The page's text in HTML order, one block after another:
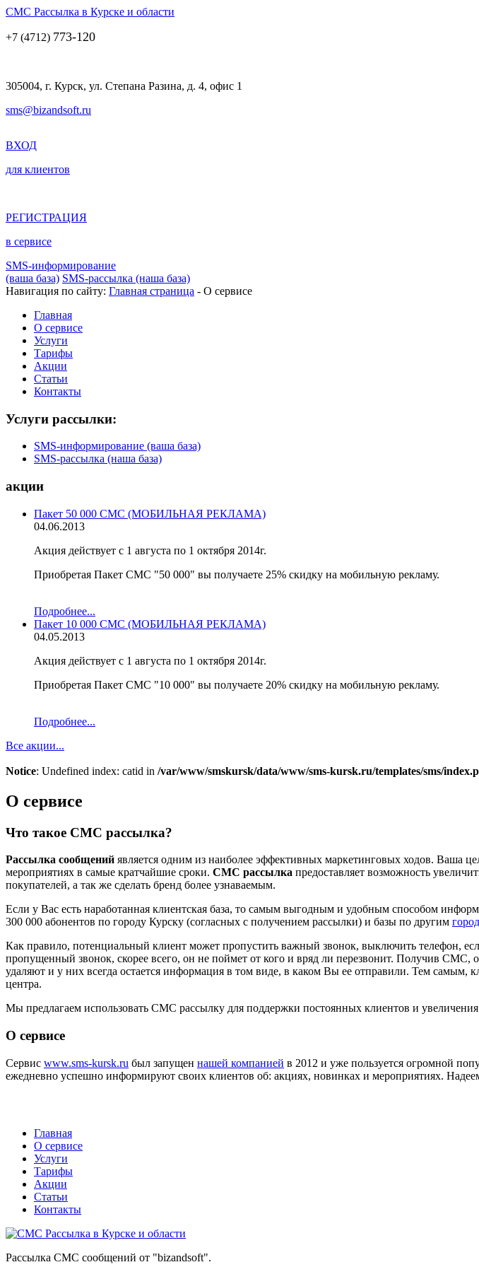
СМС Рассылка в Курске и области
+7 (4712) 773-120
305004, г. Курск, ул. Степана Разина, д. 4, офис 1
sms@bizandsoft.ru
ВХОД
для клиентов
РЕГИСТРАЦИЯ
в сервисе
SMS-информирование
(ваша база) SMS-рассылка (наша база)
Навигация по сайту: Главная страница - О сервисе
Главная
О сервисе
Услуги
Тарифы
Акции
Статьи
Контакты
Услуги рассылки:
SMS-информирование (ваша база)
SMS-рассылка (наша база)
акции
Пакет 50 000 СМС (МОБИЛЬНАЯ РЕКЛАМА)
04.06.2013
Акция действует с 1 августа по 1 октября 2014г.
Приобретая Пакет СМС "50 000" вы получаете 25% скидку на мобильную рекламу.
Подробнее...
Пакет 10 000 СМС (МОБИЛЬНАЯ РЕКЛАМА)
04.05.2013
Акция действует с 1 августа по 1 октября 2014г.
Приобретая Пакет СМС "10 000" вы получаете 20% скидку на мобильную рекламу.
Подробнее...
Все акции...
Notice: Undefined index: catid in /var/www/smskursk/data/www/sms-kursk.ru/templates/sms/
О сервисе
Что такое СМС рассылка?
Рассылка сообщений является одним из наиболее эффективных маркетинговых ходов. Ваша
мероприятиях в самые кратчайшие сроки. СМС рассылка предоставляет возможность
покупателей, а так же сделать бренд более узнаваемым.
Если у Вас есть наработанная клиентская база, то самым выгодным и удобным способом
300 000 абонентов по городу Курску (согласных с получением рассылки) и базы по другим
Как правило, потенциальный клиент может пропустить важный звонок, выключить телефон,
пропущенный звонок, скорее всего, он не поймет от кого и вряд ли перезвонит. Получив СМС,
удаляют и у них всегда остается информация в том виде, в каком Вы ее отправили. Тем
центра.
Мы предлагаем использовать СМС рассылку для поддержки постоянных клиентов и
О сервисе
Сервис www.sms-kursk.ru был запущен нашей компанией в 2012 и уже пользуется огромной
ежедневно успешно информируют своих клиентов об: акциях, новинках и мероприятиях.
Главная
О сервисе
Услуги
Тарифы
Акции
Статьи
Контакты
Рассылка СМС сообщений от "bizandsoft".